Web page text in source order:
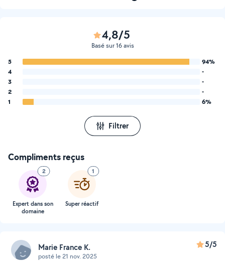
4,8/5
Basé sur 16 avis
5
94%
4
-
3
-
2
-
1
6%
Filtrer
Compliments reçus
2
Expert dans son
domaine
1
Super réactif
Marie France K.
posté le 21 nov. 2025
5/5